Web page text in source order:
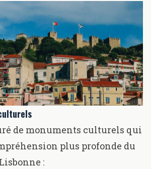
de monuments culturels qui
plus profonde du
: